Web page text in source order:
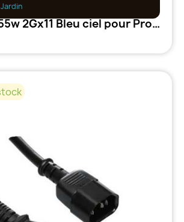
Néon TC-L 55w 2Gx11 Bleu ciel pour Propagation et bouture 9500°k